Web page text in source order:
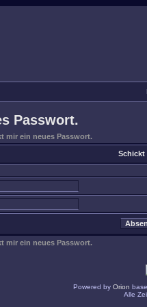
Passwort.
mir ein neues Passwort.
Schickt
mir ein neues Passwort.
Powered by Orion
Alle